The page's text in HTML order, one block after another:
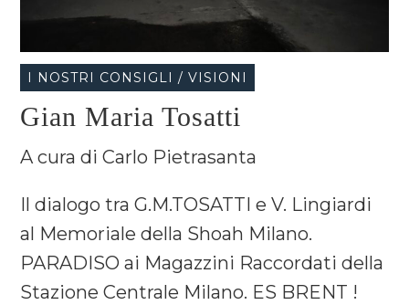
I NOSTRI CONSIGLI / VISIONI
Gian Maria Tosatti
A cura di Carlo Pietrasanta
Il dialogo tra G.M.TOSATTI e V. Lingiardi
al Memoriale della Shoah Milano.
PARADISO ai Magazzini Raccordati della
Stazione Centrale Milano. ES BRENT !